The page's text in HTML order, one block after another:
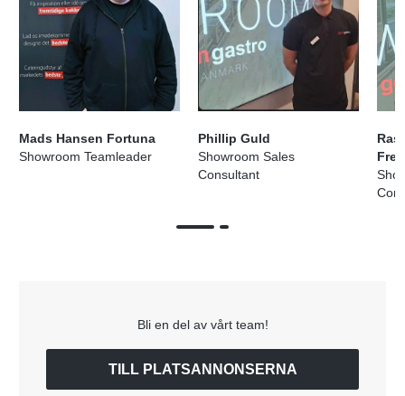
Mads Hansen Fortuna
Showroom Teamleader
Phillip Guld
Showroom Sales
Consultant
Bli en del av vårt team!
TILL PLATSANNONSERNA